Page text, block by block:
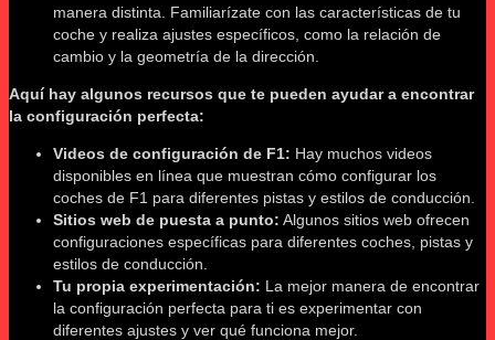
manera distinta. Familiarízate con las características de tu
coche y realiza ajustes específicos, como la relación de
cambio y la geometría de la dirección.
Aquí hay algunos recursos que te pueden ayudar a encontrar
la configuración perfecta:
Videos de configuración de F1: Hay muchos videos
disponibles en línea que muestran cómo configurar los
coches de F1 para diferentes pistas y estilos de conducción.
Sitios web de puesta a punto: Algunos sitios web ofrecen
configuraciones específicas para diferentes coches, pistas y
estilos de conducción.
Tu propia experimentación: La mejor manera de encontrar
la configuración perfecta para ti es experimentar con
diferentes ajustes y ver qué funciona mejor.